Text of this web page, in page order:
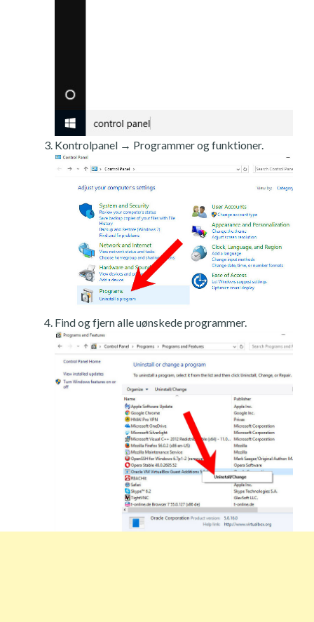
Kontrolpanel → Programmer og funktioner.
Find og fjern alle uønskede programmer.